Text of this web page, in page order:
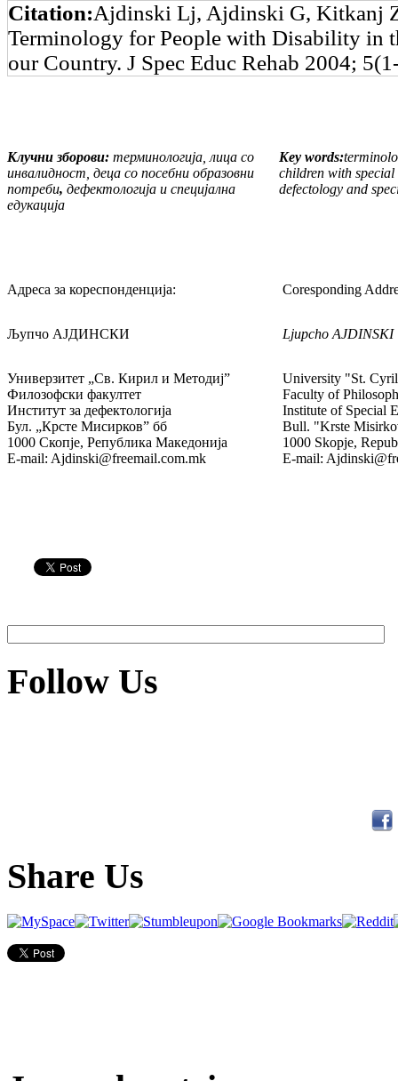
Citation:Ajdinski Lj, Ajdinski G, Kitkanj
Terminology for People with Disability in
our Country. J Spec Educ Rehab 2004;
Клучни зборови: терминологија, лица со
инвалидност, деца со посебни образовни
потреби, дефектологија и специјална
едукација
Key words:
children with special
defectology and
Адреса за кореспонденција: Coresponding
Љупчо АЈДИНСКИ Ljupcho AJDINSKI
Универзитет „Св. Кирил и Методиј”
Филозофски факултет
Институт за дефектологија
Бул. „Крсте Мисирков” бб
1000 Скопје, Република Македонија
E-mail: Ajdinski@freemail.com.mk
University "St.
Faculty of
Institute of Special
Bull. "Krste
1000 Skopje,
E-mail:
Follow Us
Share Us